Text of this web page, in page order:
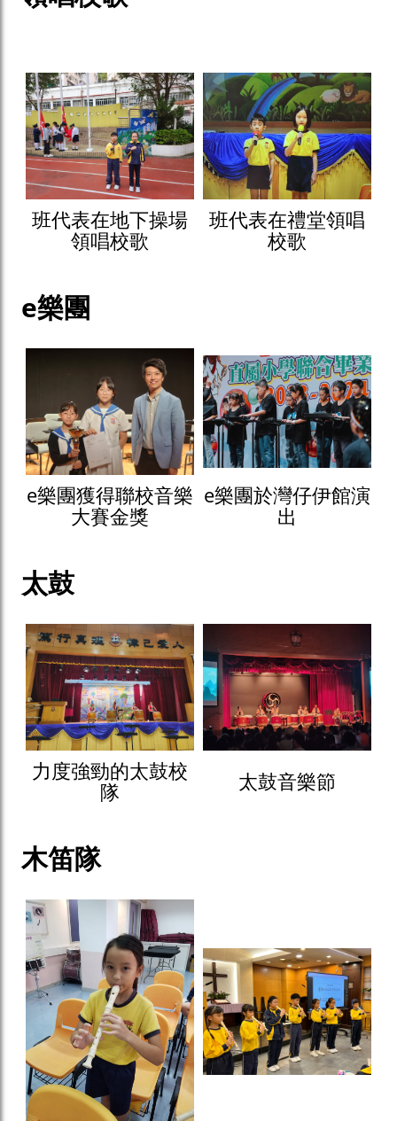
班代表在地下操場
領唱校歌
班代表在禮堂領唱
校歌
e樂團
e樂團獲得聯校音樂
大賽金獎
e樂團於灣仔伊館演
出
太鼓
力度強勁的太鼓校
隊
太鼓音樂節
木笛隊